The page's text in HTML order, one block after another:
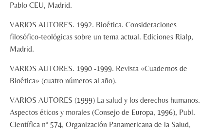
Pablo CEU, Madrid.
VARIOS AUTORES. 1992. Bioética. Consideraciones
filosófico-teológicas sobre un tema actual. Ediciones Rialp,
Madrid.
VARIOS AUTORES. 1990 -1999. Revista «Cuadernos de
Bioética» (cuatro números al año).
VARIOS AUTORES (1999) La salud y los derechos humanos.
Aspectos éticos y morales (Consejo de Europa, 1996), Publ.
Científica nº 574, Organización Panamericana de la Salud,